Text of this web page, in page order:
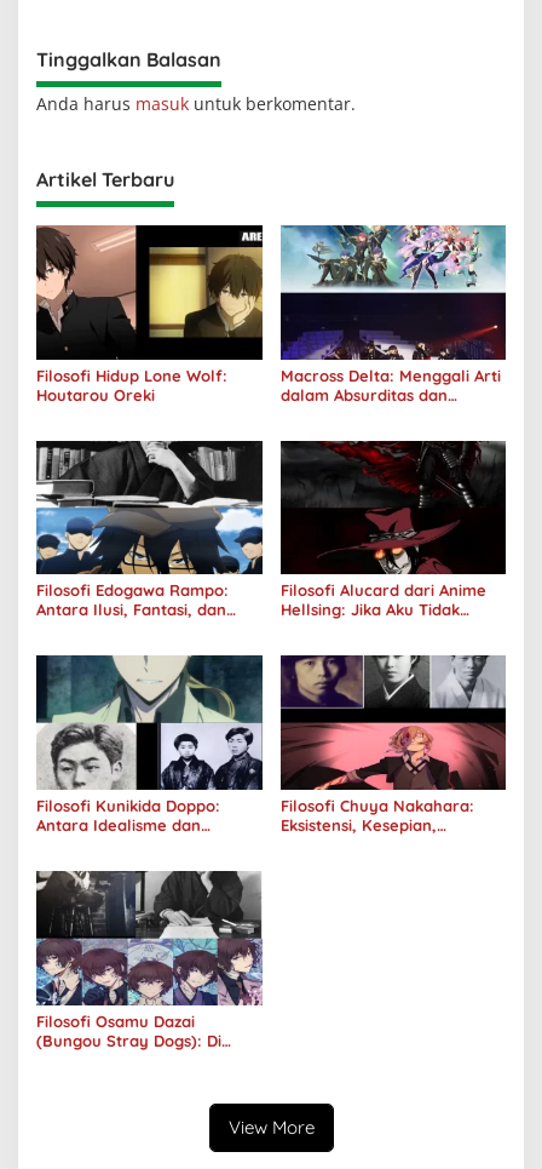
Tinggalkan Balasan
Anda harus masuk untuk berkomentar.
Artikel Terbaru
Filosofi Hidup Lone Wolf:
Houtarou Oreki
Macross Delta: Menggali Arti
dalam Absurditas dan
Filosofi Edogawa Rampo:
Antara Ilusi, Fantasi, dan
Filosofi Alucard dari Anime
Hellsing: Jika Aku Tidak
Filosofi Kunikida Doppo:
Antara Idealisme dan
Filosofi Chuya Nakahara:
Eksistensi, Kesepian,
Filosofi Osamu Dazai
(Bungou Stray Dogs): Di
View More